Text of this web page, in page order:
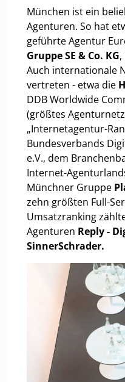
München ist ein
Agenturen. So hat
geführte Agentur
Gruppe SE & Co. KG
Auch internationale
vertreten - etwa die
DDB Worldwide
(größtes
„Internetagentur-
Bundesverbands
e.V., dem
Internet-
Münchner Gruppe
zehn größten Full-
Umsatzranking
Agenturen Reply -
SinnerSchrader.